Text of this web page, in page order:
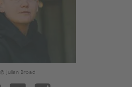
© Julian Broad